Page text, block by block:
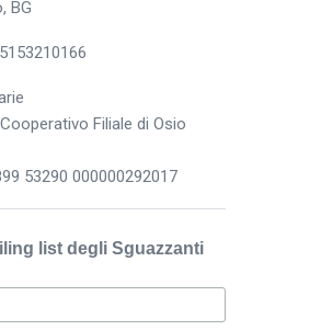
BG
Filiale di Osio
53290 000000292017
list degli Sguazzanti